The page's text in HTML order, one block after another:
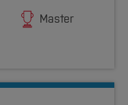
Master